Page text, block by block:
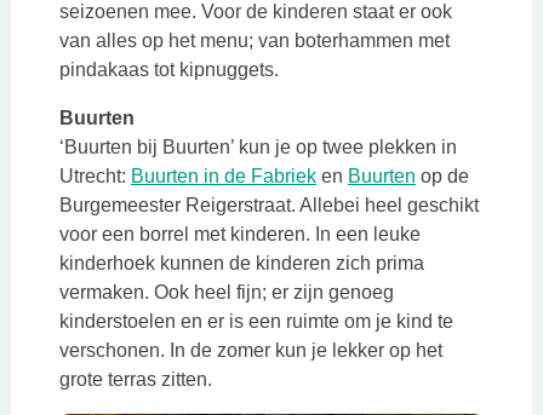
seizoenen mee. Voor de kinderen staat er ook
van alles op het menu; van boterhammen met
pindakaas tot kipnuggets.
Buurten
‘Buurten bij Buurten’ kun je op twee plekken in
Utrecht: Buurten in de FabriekDeze link opent in een
en BuurtenDeze link
op de
Burgemeester Reigerstraat. Allebei heel geschikt
voor een borrel met kinderen. In een leuke
kinderhoek kunnen de kinderen zich prima
vermaken. Ook heel fijn; er zijn genoeg
kinderstoelen en er is een ruimte om je kind te
verschonen. In de zomer kun je lekker op het
grote terras zitten.